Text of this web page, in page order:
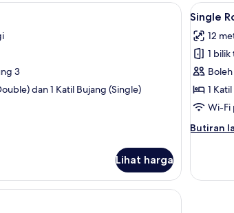
3
dan 1 Katil Bujang (Single)
Lihat harga
Lihat
semua
foto
untuk
Single
Room
4
Single
12
1
1
Wi-Fi
Butiran
Butiran
Room